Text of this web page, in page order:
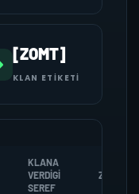
[ZOMT]
KLAN ETIKETI
KLANA
VERDIGI
SEREF
ZOMBI